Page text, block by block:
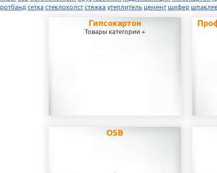
ротбанд сетка стеклохолстстяжка утеплитель цемент шифер
Гипсокартон
Товары категории +
OSB